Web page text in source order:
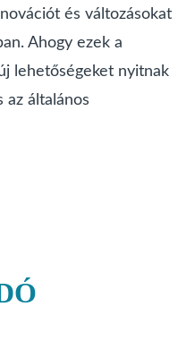
és változásokat
Ahogy ezek a
lehetőségeket nyitnak
az általános